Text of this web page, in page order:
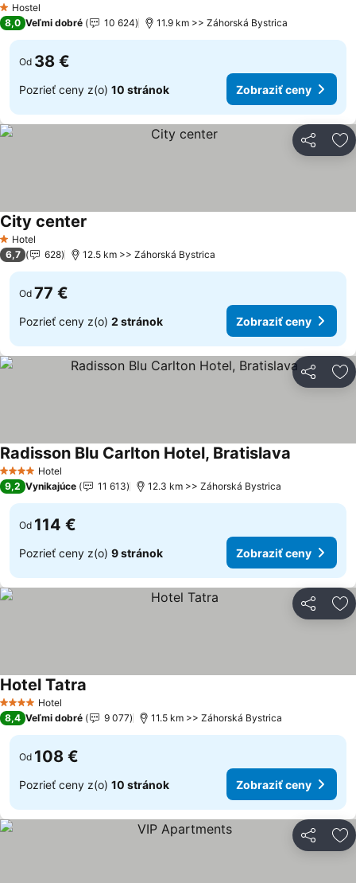
1 Počet hviezdičiek
Hostel
8,0 Veľmi dobré 10 624 11.9 km >> Záhorská Bystrica
Od 38 €
Pozrieť ceny z(o) 10 stránok Zobraziť ceny
Zdieľať
1 Počet hviezdičiek
Hotel
City center
6,7 628 12.5 km >> Záhorská Bystrica
Od 77 €
Pozrieť ceny z(o) 2 stránok Zobraziť ceny
Zdieľať
4 Počet hviezdičiek
Hotel
Radisson Blu Carlton Hotel, Bratislava
9,2 Vynikajúce 11 613 12.3 km >> Záhorská Bystrica
Od 114 €
Pozrieť ceny z(o) 9 stránok Zobraziť ceny
Zdieľať
4 Počet hviezdičiek
Hotel
Hotel Tatra
8,4 Veľmi dobré 9 077 11.5 km >> Záhorská Bystrica
Od 108 €
Pozrieť ceny z(o) 10 stránok Zobraziť ceny
Zdieľať